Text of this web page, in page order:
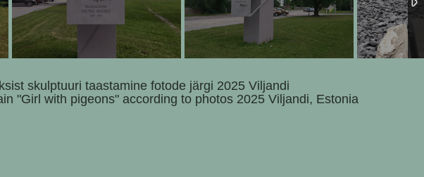
skulptuuri taastamine fotode järgi 2025 Viljandi
"Girl with pigeons" according to photos 2025 Viljandi, Estonia